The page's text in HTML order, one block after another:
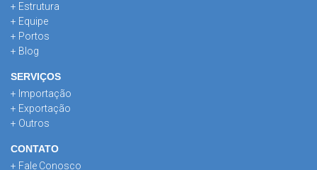
+ Estrutura
+ Equipe
+ Portos
+ Blog
SERVIÇOS
+ Importação
+ Exportação
+ Outros
CONTATO
+ Fale Conosco